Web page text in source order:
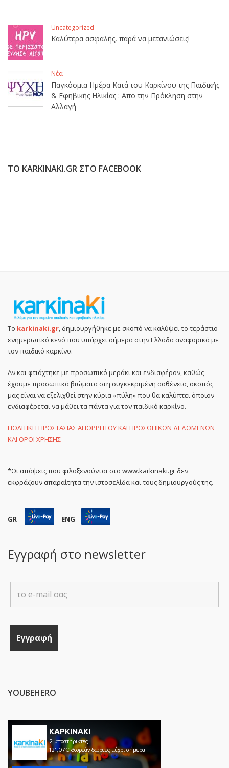
Uncategorized
Καλύτερα ασφαλής, παρά να μετανιώσεις!
Νέα
Παγκόσμια Ημέρα Κατά του Καρκίνου της Παιδικής
& Εφηβικής Ηλικίας : Απο την Πρόκληση στην
Αλλαγή
ΤΟ KARKINAKI.GR ΣΤΟ FACEBOOK
Το karkinaki.gr, δημιουργήθηκε με σκοπό να καλύψει το τεράστιο
ενημερωτικό κενό που υπάρχει σήμερα στην Ελλάδα αναφορικά με
τον παιδικό καρκίνο.
Αν και φτιάχτηκε με προσωπικό μεράκι και ενδιαφέρον, καθώς
έχουμε προσωπικά βιώματα στη συγκεκριμένη ασθένεια, σκοπός
μας είναι να εξελιχθεί στην κύρια «πύλη» που θα καλύπτει όποιον
ενδιαφέρεται να μάθει τα πάντα για τον παιδικό καρκίνο.
ΠΟΛΙΤΙΚΗ ΠΡΟΣΤΑΣΙΑΣ ΑΠΟΡΡΗΤΟΥ ΚΑΙ ΠΡΟΣΩΠΙΚΩΝ ΔΕΔΟΜΕΝΩΝ
ΚΑΙ ΟΡΟΙ ΧΡΗΣΗΣ
*Οι απόψεις που φιλοξενούνται στο www.karkinaki.gr δεν
εκφράζουν απαραίτητα την ιστοσελίδα και τους δημιουργούς της.
GR ENG
Εγγραφή στο newsletter
YOUBEHERO